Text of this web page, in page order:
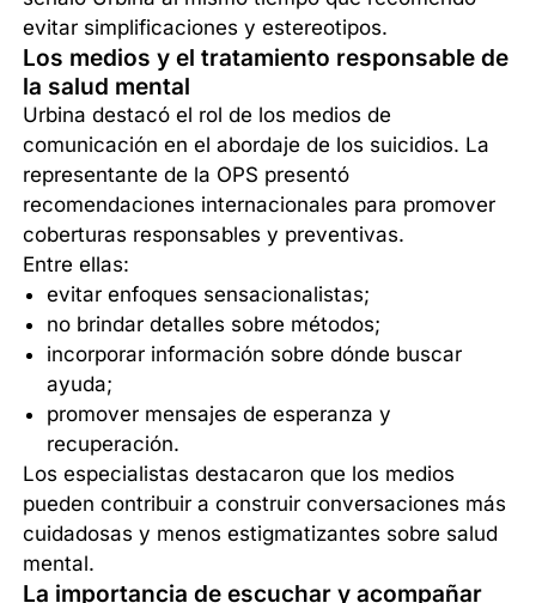
evitar simplificaciones y estereotipos.
Los medios y el tratamiento responsable de
la salud mental
Urbina destacó el rol de los medios de
comunicación en el abordaje de los suicidios. La
representante de la OPS presentó
recomendaciones internacionales para promover
coberturas responsables y preventivas.
Entre ellas:
evitar enfoques sensacionalistas;
no brindar detalles sobre métodos;
incorporar información sobre dónde buscar
ayuda;
promover mensajes de esperanza y
recuperación.
Los especialistas destacaron que los medios
pueden contribuir a construir conversaciones más
cuidadosas y menos estigmatizantes sobre salud
mental.
La importancia de escuchar y acompañar